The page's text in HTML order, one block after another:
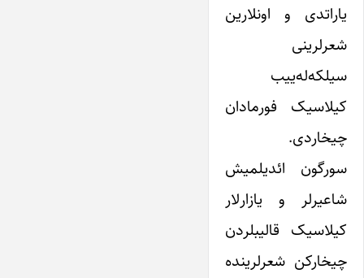
یاراتدی و اونلارین
شعرلرینی
سیلکه‌له‌ییب
کیلاسیک فورمادان
چیخاردی.
سورگون ائدیلمیش
شاعیرلر و یازارلار
کیلاسیک قالیبلردن
چیخارکن شعرلرینده